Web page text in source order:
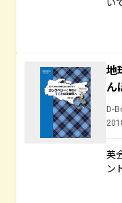
地
ん
D-
英
ン